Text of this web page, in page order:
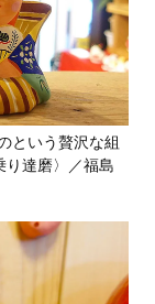
という贅沢な組
り達磨〉／福島